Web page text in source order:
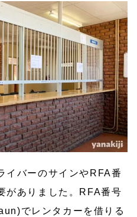
イバーのサインやRFA番
がありました。RFA番号
でレンタカーを借りる